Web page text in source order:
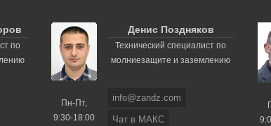
по
Пн-Пт,
9:30-18:00
Денис Поздняков
Технический специалист по
молниезащите и заземлению
info@zandz.com
Чат в МАКС